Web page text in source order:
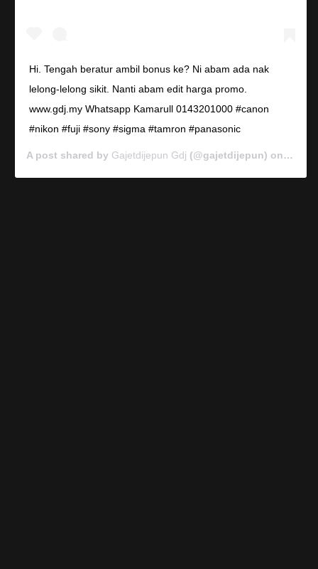
Hi. Tengah beratur ambil bonus ke? Ni abam ada nak
lelong-lelong sikit. Nanti abam edit harga promo.
www.gdj.my Whatsapp Kamarull 0143201000 #canon
#nikon #fuji #sony #sigma #tamron #panasonic
A post shared by Gajetdijepun Gdj (@gajetdijepun) on Jan 7,